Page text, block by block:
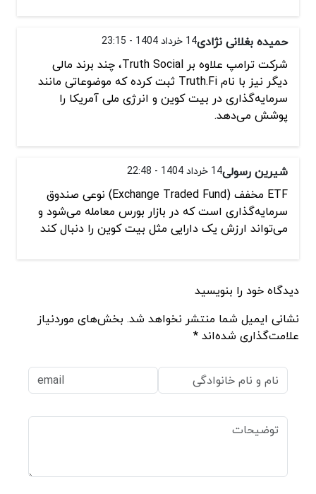
حمیده بغلانی نژادی14 خرداد 1404 - 23:15
شرکت ترامپ علاوه بر Truth Social، چند برند مالی
دیگر نیز با نام Truth.Fi ثبت کرده که موضوعاتی مانند
سرمایه‌گذاری در بیت‌ کوین و انرژی ملی آمریکا را
پوشش می‌دهد.
شیرین رسولی14 خرداد 1404 - 22:48
ETF مخفف (Exchange Traded Fund) نوعی صندوق
سرمایه‌گذاری است که در بازار بورس معامله می‌شود و
می‌تواند ارزش یک دارایی مثل بیت کوین را دنبال کند
دیدگاه خود را بنویسید
نشانی ایمیل شما منتشر نخواهد شد. بخش‌های موردنیاز
علامت‌گذاری شده‌اند *